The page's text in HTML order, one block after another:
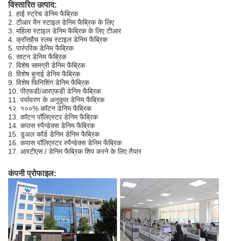
विस्तारित उत्पाद:
1. हाई स्ट्रेच डेनिम फैब्रिक
2. टीआर मैन स्टाइल डेनिम फैब्रिक के लिए
3. महिला स्टाइल डेनिम फैब्रिक के लिए टीआर
4. क्रॉसहैच स्लब स्टाइल डेनिम फैब्रिक
5. पारंपरिक डेनिम फैब्रिक
6. साटन डेनिम फैब्रिक
7. विशेष सामग्री डेनिम फैब्रिक
8. विशेष बुनाई डेनिम फैब्रिक
9. विशेष फिनिशिंग डेनिम फैब्रिक
10. पीएफडी/आरएफडी डेनिम फैब्रिक
11. पर्यावरण के अनुकूल डेनिम फैब्रिक
१२. १००% कॉटन डेनिम फैब्रिक
13. कॉटन पॉलिएस्टर डेनिम फैब्रिक
14. कपास स्पैन्डेक्स डेनिम फैब्रिक
15. डुअल कॉर्ड डेनिम डेनिम फैब्रिक
16. कपास पॉलिएस्टर स्पैन्डेक्स डेनिम फैब्रिक
17. आरटीएस / डेनिम फैब्रिक शिप करने के लिए तैयार
कंपनी प्रोफाइल: